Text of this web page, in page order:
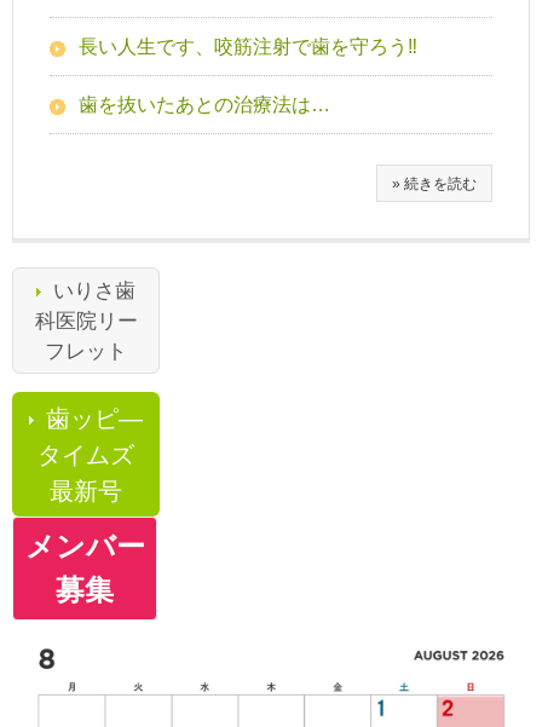
長い人生です、咬筋注射で歯を守ろう‼
歯を抜いたあとの治療法は…
» 続きを読む
いりさ歯
科医院リー
フレット
歯ッピ―
タイムズ
最新号
メンバー
募集